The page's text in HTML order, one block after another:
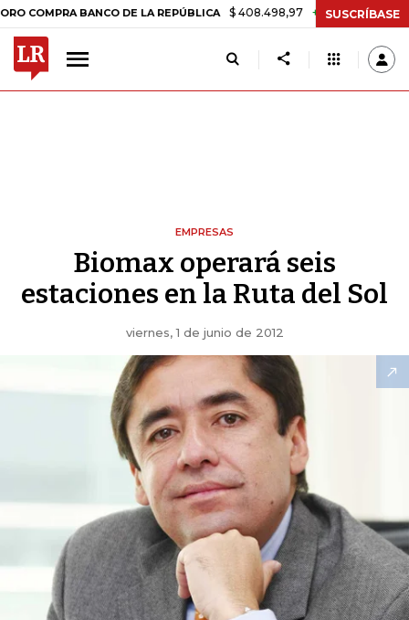
BANCO DE LA REPÚBLICA $ 408.498,97 +$ 8.753,81 +2,19%
SUSCRÍBASE
EMPRESAS
Biomax operará seis
estaciones en la Ruta del Sol
viernes, 1 de junio de 2012